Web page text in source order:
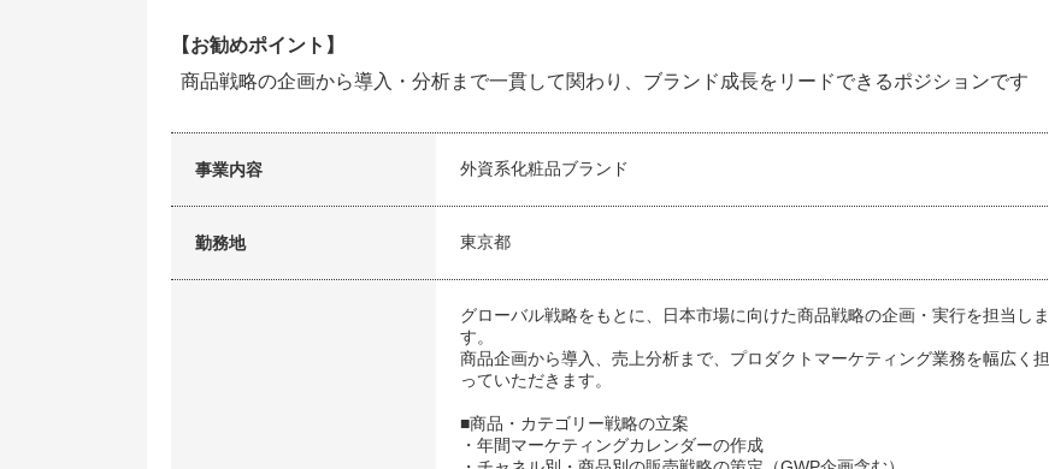
【お勧めポイント】
商品戦略の企画から導入・分析まで一貫して関わり、ブランド成長をリードできるポジションです
事業内容 外資系化粧品ブランド
勤務地 東京都
グローバル戦略をもとに、日本市場に向けた商品戦略の企画・実行を担当しま
す。
商品企画から導入、売上分析まで、プロダクトマーケティング業務を幅広く担
っていただきます。
■商品・カテゴリー戦略の立案
・年間マーケティングカレンダーの作成